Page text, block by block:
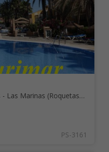
El Sabinar - Urbanizaciones - Las Marinas (Roquetas de Mar)
PS-3161